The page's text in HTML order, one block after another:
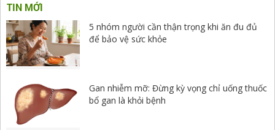
TIN MỚI
5 nhóm người cần thận trọng khi ăn đu đủ
để bảo vệ sức khỏe
Gan nhiễm mỡ: Đừng kỳ vọng chỉ uống thuốc
bổ gan là khỏi bệnh